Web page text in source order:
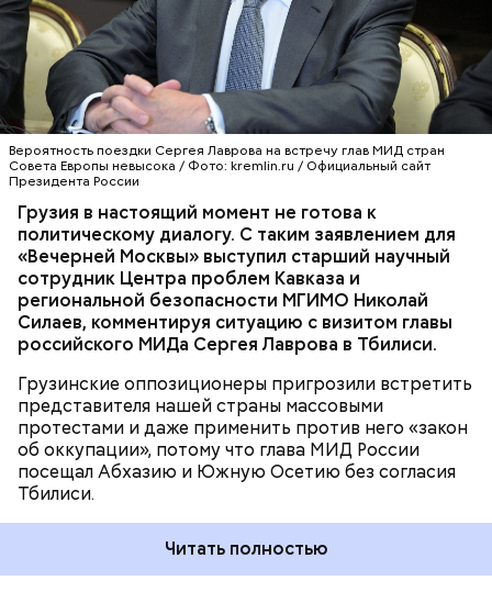
Вероятность поездки Сергея Лаврова на встречу глав МИД стран
Совета Европы невысока / Фото: kremlin.ru / Официальный сайт
Президента России
Грузия в настоящий момент не готова к
политическому диалогу. С таким заявлением для
«Вечерней Москвы» выступил старший научный
сотрудник Центра проблем Кавказа и
региональной безопасности МГИМО Николай
Силаев, комментируя ситуацию с визитом главы
российского МИДа Сергея Лаврова в Тбилиси.
Грузинские оппозиционеры пригрозили встретить
представителя нашей страны массовыми
протестами и даже применить против него «закон
об оккупации», потому что глава МИД России
посещал Абхазию и Южную Осетию без согласия
Тбилиси.
Поедет ли Лавров 15 мая на встречу с коллегами по
Совету Европы и не приведет ли его визит к
политическим потрясениям в Грузии, как это было
весной 2019 года?
Читать полностью
СЕРГЕЙ ЛАВРОВ
МИХАИЛ СААКАШВИЛИ
ГРУЗИЯ
— У него есть опыт, — цитируетРИА Новости
Напомним, Хаджимба решил оставить пост
президента в целях предотвращения
кровопролития в стране. После его переизбрания
на улицы Абхазии и, в частности, к зданию
администрации главы государства вышли сотни
протестующих. Они утверждали, что выборы
лидера страны прошли нечестно, в связи с чем
поражение конкурента Хаджимбы —
оппозиционера Алхаса Квицинии — нельзя считать
действительным. Митингующие выражали
положением и коррупцией в стране.